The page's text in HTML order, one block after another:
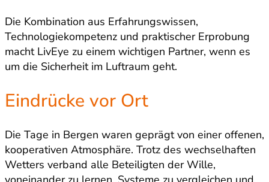
Die Kombination aus Erfahrungswissen,
Technologiekompetenz und praktischer Erprobung
macht LivEye zu einem wichtigen Partner, wenn es
um die Sicherheit im Luftraum geht.
Eindrücke vor Ort
Die Tage in Bergen waren geprägt von einer offenen,
kooperativen Atmosphäre. Trotz des wechselhaften
Wetters verband alle Beteiligten der Wille,